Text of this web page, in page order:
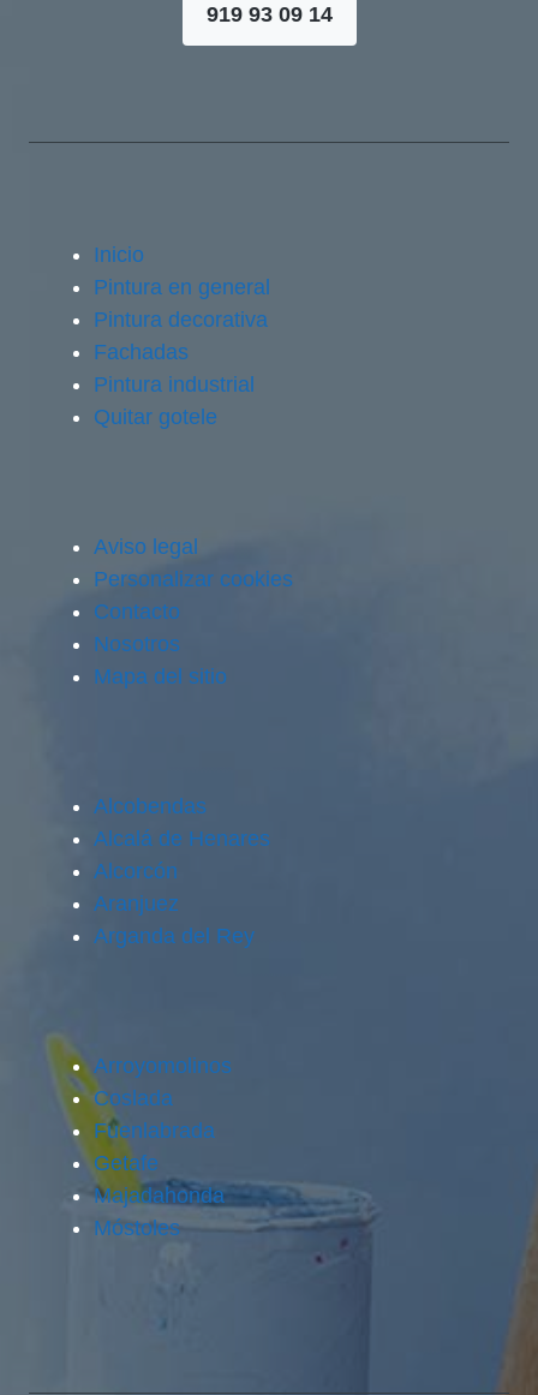
919 93 09 14
Inicio
Pintura en general
Pintura decorativa
Fachadas
Pintura industrial
Quitar gotele
Aviso legal
Personalizar cookies
Contacto
Nosotros
Mapa del sitio
Alcobendas
Alcalá de Henares
Alcorcón
Aranjuez
Arganda del Rey
Arroyomolinos
Coslada
Fuenlabrada
Getafe
Majadahonda
Móstoles